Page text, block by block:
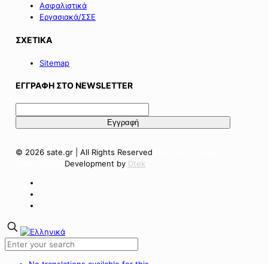
Ασφαλιστικά
Εργασιακά/ΣΣΕ
ΣΧΕΤΙΚΑ
Sitemap
ΕΓΓΡΑΦΗ ΣΤΟ NEWSLETTER
© 2026 sate.gr | All Rights Reserved
Development by Dtek